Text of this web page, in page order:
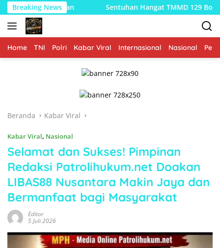
Langsung
ke
konten
Breaking News
Etan Sentuhan Hangat TMMD 129 Bojonegoro: Ketika
Home TNI Polri Kabar Viral Internasional Nasional
Beranda Kabar Viral
Kabar Viral, Nasional
Selamat dan Sukses! Pimpinan
Redaksi Patrolihukum.net Doakan
LIBAS88 Nusantara Makin Jaya dan
Bermanfaat bagi Masyarakat
Editor
5 Juli 2026